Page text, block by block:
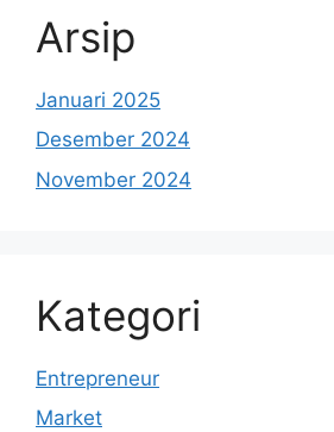
Arsip
Januari 2025
Desember 2024
November 2024
Kategori
Entrepreneur
Market